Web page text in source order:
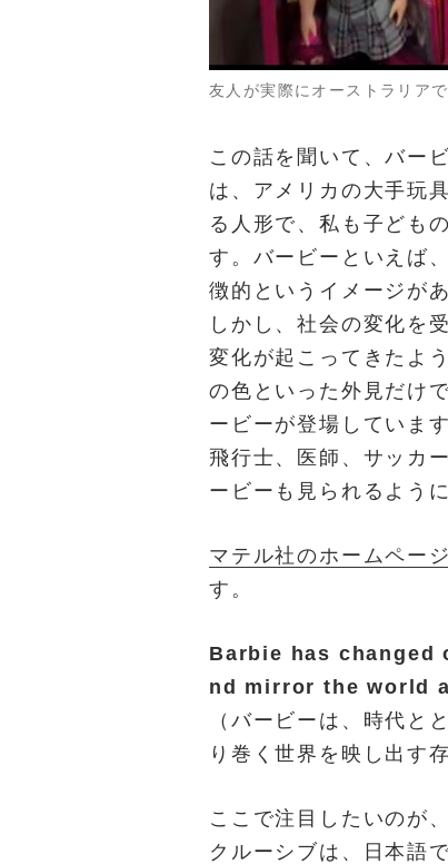
友人が実際にオーストラリア
この話を聞いて、バー
は、アメリカの大手玩
る人形で、私も子ども
す。バービーといえば
徴的というイメージが
しかし、社会の変化を
変化が起こってきたよ
の色といった外見だけ
ービーが登場していま
飛行士、医師、サッカ
ービーも見られるよう
マテル社のホームページ
す。
Barbie has changed
nd mirror the world
（バービーは、時代と
り巻く世界を映し出す
ここで注目したいのが
クルーシブは、日本語